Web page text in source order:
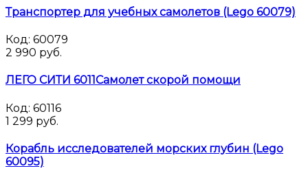
Транспортер для учебных самолетов (Lego 60079)
Код: 60079
2 990 руб.
ЛЕГО СИТИ 6011Самолет скорой помощи
Код: 60116
1 299 руб.
Корабль исследователей морских глубин (Lego
60095)